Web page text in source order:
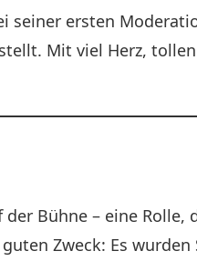
seiner ersten
Mit viel Herz,
Bühne – eine Rolle,
Zweck: Es wurden